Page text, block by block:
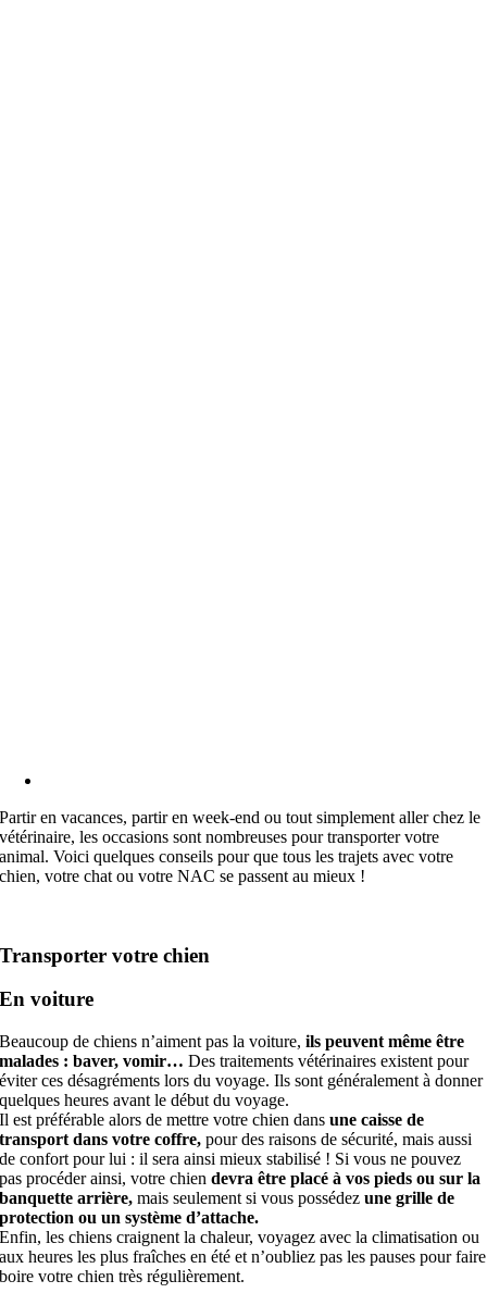
Partir en vacances, partir en week-end ou tout simplement aller chez le
vétérinaire, les occasions sont nombreuses pour transporter votre
animal. Voici quelques conseils pour que tous les trajets avec votre
chien, votre chat ou votre NAC se passent au mieux !
Transporter votre chien
En voiture
Beaucoup de chiens n’aiment pas la voiture,ils peuvent même être
malades : baver, vomir… Des traitements vétérinaires existent pour
éviter ces désagréments lors du voyage. Ils sont généralement à donner
quelques heures avant le début du voyage.
Il est préférable alors de mettre votre chien dansune caisse de
transport dans votre coffre,pour des raisons de sécurité, mais aussi
de confort pour lui : il sera ainsi mieux stabilisé ! Si vous ne pouvez
pas procéder ainsi, votre chiendevra être placé à vos pieds ou sur la
banquette arrière,mais seulement si vous possédezune grille de
protection ou un système d’attache.
Enfin, les chiens craignent la chaleur, voyagez avec la climatisation ou
aux heures les plus fraîches en été et n’oubliez pas les pauses pour faire
boire votre chien très régulièrement.